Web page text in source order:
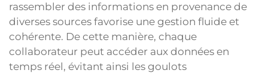
rassembler des informations en provenance de
diverses sources favorise une gestion fluide et
cohérente. De cette manière, chaque
collaborateur peut accéder aux données en
temps réel, évitant ainsi les goulots